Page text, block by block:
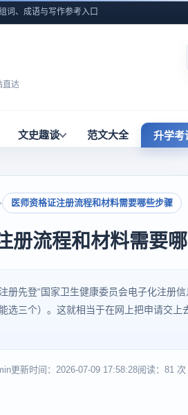
词、成语与写作参考入口
直达
文史趣谈 范文大全 升学考
医师资格证注册流程和材料需要哪些步骤
册流程和材料需要
册先登“国家卫生健康委员会电子化注册
选三个）。这就相当于在网上把申请交
更新时间：2026-07-09 17:58:28阅读：81 次